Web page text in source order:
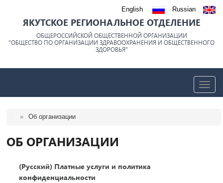
English Russian
ЯКУТСКОЕ РЕГИОНАЛЬНОЕ ОТДЕЛЕНИЕ
ОБЩЕРОССИЙСКОЙ ОБЩЕСТВЕННОЙ ОРГАНИЗАЦИИ
"ОБЩЕСТВО ПО ОРГАНИЗАЦИИ ЗДРАВООХРАНЕНИЯ И ОБЩЕСТВЕННОГО
ЗДОРОВЬЯ"
trk
» Об организации
ОБ ОРГАНИЗАЦИИ
(Русский) Платные услуги и политика
конфиденциальности